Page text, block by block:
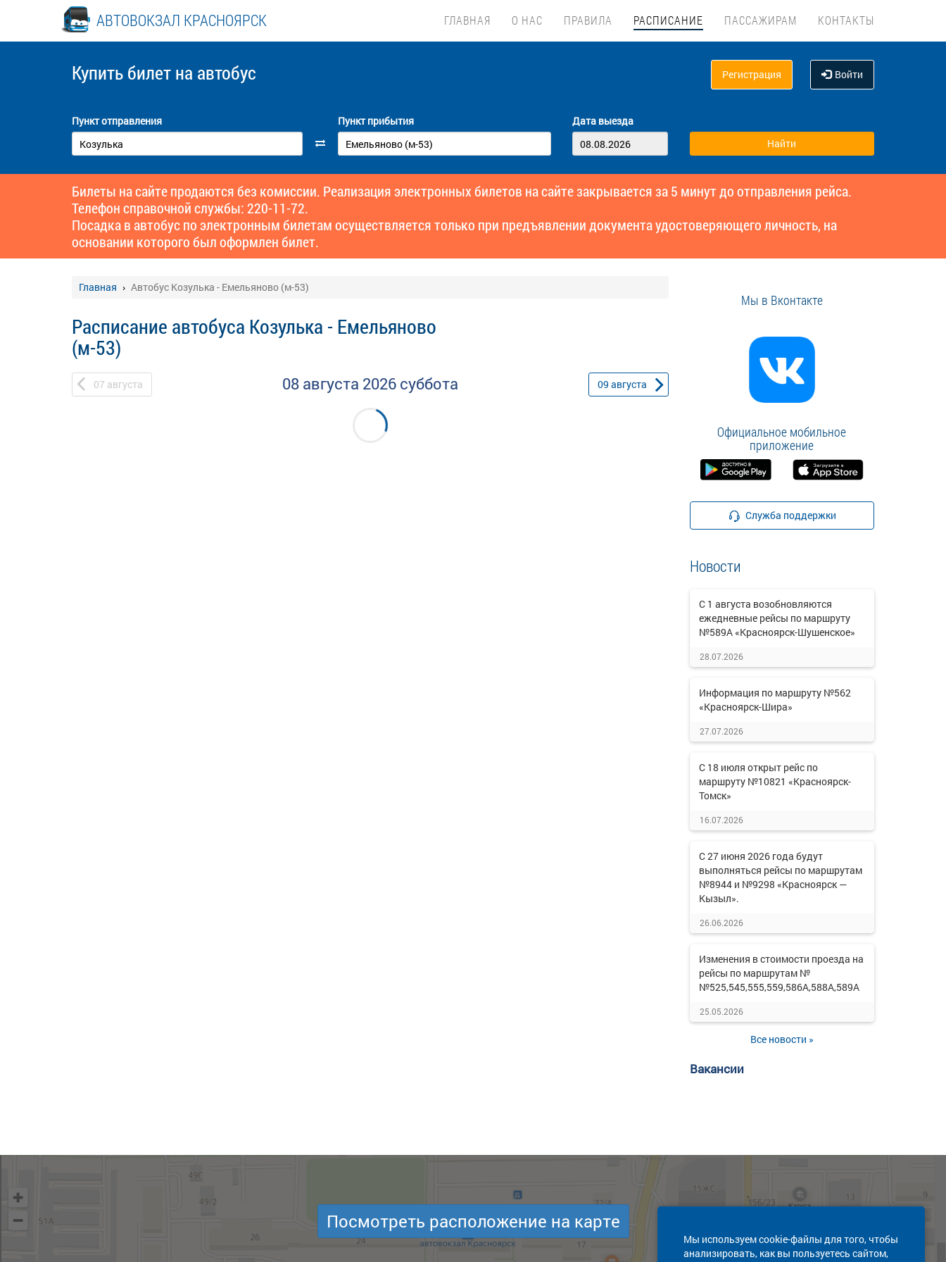
АВТОВОКЗАЛ КРАСНОЯРСК ГЛАВНАЯ О НАС ПРАВИЛА РАСПИСАНИЕ ПАССАЖИРАМ КОНТАКТЫ
Купить билет на автобус Регистрация Войти
Пункт отправления Пункт прибытия Дата выезда
Билеты на сайте продаются без комиссии. Реализация электронных билетов на сайте закрывается за 5 минут до отправления рейса.
Телефон справочной службы: 220-11-72.
Посадка в автобус по электронным билетам осуществляется только при предъявлении документа удостоверяющего личность, на
основании которого был оформлен билет.
Главная Автобус Козулька - Емельяново (м-53)
Расписание автобуса Козулька - Емельяново
(м-53)
07 августа 08 августа 2026 суббота 09 августа
Мы в Вконтакте
Официальное мобильное
приложение
Служба поддержки
Новости
С 1 августа возобновляются
ежедневные рейсы по маршруту
№589А «Красноярск-Шушенское»
28.07.2026
Информация по маршруту №562
«Красноярск-Шира»
27.07.2026
С 18 июля открыт рейс по
маршруту №10821 «Красноярск-
Томск»
16.07.2026
С 27 июня 2026 года будут
выполняться рейсы по маршрутам
№8944 и №9298 «Красноярск —
Кызыл».
26.06.2026
Изменения в стоимости проезда на
рейсы по маршрутам №
№525,545,555,559,586А,588А,589А
25.05.2026
Все новости »
Вакансии
Мы используем cookie-файлы для того, чтобы
анализировать, как вы пользуетесь сайтом,
Посмотреть расположение на карте